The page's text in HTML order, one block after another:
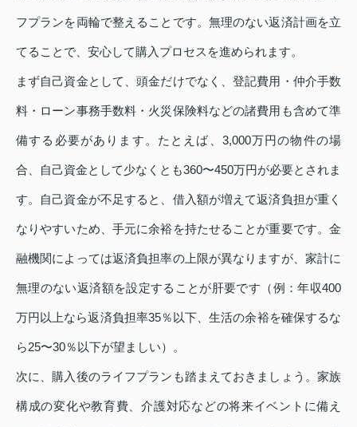
フプランを両輪で整えることです。無理のない返済計画を立
てることで、安心して購入プロセスを進められます。
まず自己資金として、頭金だけでなく、登記費用・仲介手数
料・ローン事務手数料・火災保険料などの諸費用も含めて準
備する必要があります。たとえば、3,000万円の物件の場
合、自己資金として少なくとも360〜450万円が必要とされま
す。自己資金が不足すると、借入額が増えて返済負担が重く
なりやすいため、手元に余裕を持たせることが重要です。金
融機関によっては返済負担率の上限が異なりますが、家計に
無理のない返済額を設定することが肝要です（例：年収400
万円以上なら返済負担率35％以下、生活の余裕を確保するな
ら25〜30％以下が望ましい）。
次に、購入後のライフプランも踏まえておきましょう。家族
構成の変化や教育費、介護対応などの将来イベントに備え